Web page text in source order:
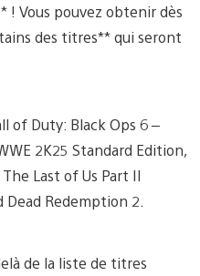
! Vous pouvez obtenir dès
des titres** qui seront
of Duty: Black Ops 6 –
2K25 Standard Edition,
Last of Us Part II
Dead Redemption 2.
de la liste de titres